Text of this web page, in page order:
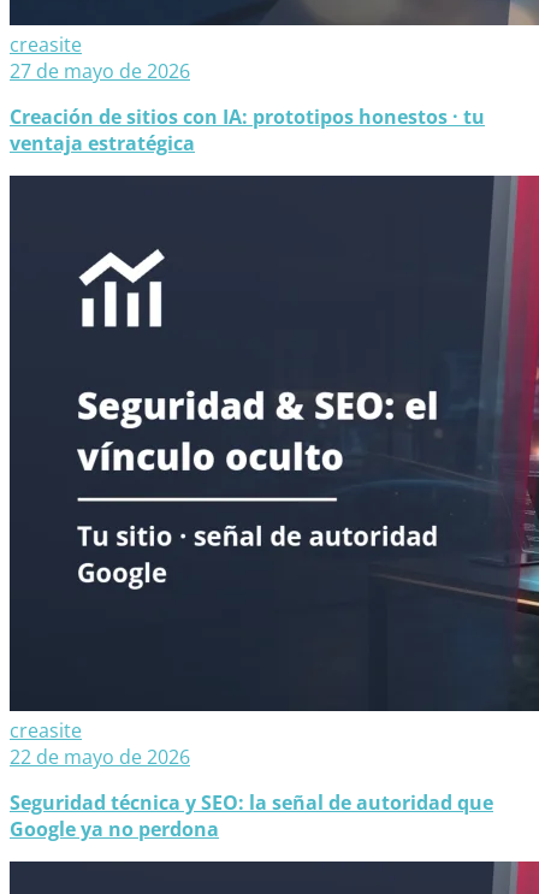
creasite
27 de mayo de 2026
Creación de sitios con IA: prototipos honestos · tu
ventaja estratégica
creasite
22 de mayo de 2026
Seguridad técnica y SEO: la señal de autoridad que
Google ya no perdona